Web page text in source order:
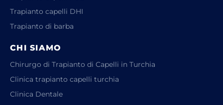
Trapianto capelli DHI
Trapianto di barba
CHI SIAMO
Chirurgo di Trapianto di Capelli in Turchia
Clinica trapianto capelli turchia
Clinica Dentale